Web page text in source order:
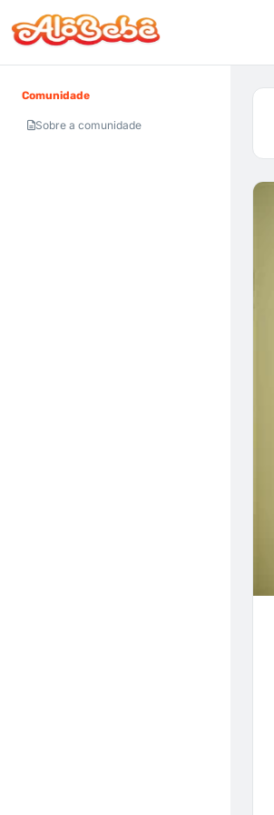
Comunidade
Sobre a comunidade